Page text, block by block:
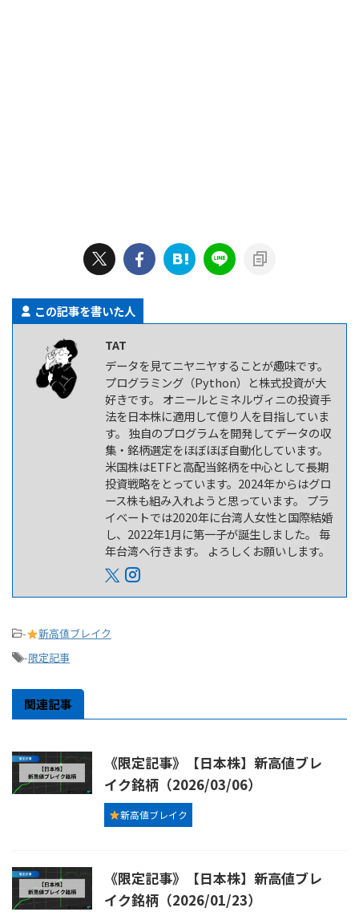
この記事を書いた人
TAT
データを見てニヤニヤすることが趣味です。
プログラミング（Python）と株式投資が大
好きです。 オニールとミネルヴィニの投資手
法を日本株に適用して億り人を目指していま
す。 独自のプログラムを開発してデータの収
集・銘柄選定をほぼほぼ自動化しています。
米国株はETFと高配当銘柄を中心として長期
投資戦略をとっています。2024年からはグロ
ース株も組み入れようと思っています。 プラ
イベートでは2020年に台湾人女性と国際結婚
し、2022年1月に第一子が誕生しました。 毎
年台湾へ行きます。 よろしくお願いします。
-
新高値ブレイク
-限定記事
関連記事
《限定記事》【日本株】新高値ブレ
イク銘柄（2026/03/06）
新高値ブレイク
《限定記事》【日本株】新高値ブレ
イク銘柄（2026/01/23）